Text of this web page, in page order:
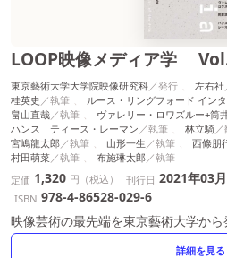
LOOP映像メディア学
東京藝術大学大学院映像研究科 左右社
桂英史
ルース・リングフォード イン
畠山直哉
ヴァレリー・ロワズルー+筒
ハンス゠ティース・レーマン
林立騎
宮嶋龍太郎
山形一生 西條朋
村田萌菜
布施琳太郎
定価 1,320 円（税込） 刊行日 2021年03
ISBN 978-4-86528-029-6
映像芸術の最先端を東京藝術大学から
詳細を見る